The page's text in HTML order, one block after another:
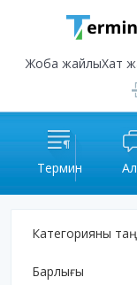
Жоба жайлыХат
Термин
Категорияны
Барлығы